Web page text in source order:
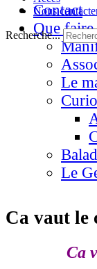
Nous
Recherche...
Contact
Que faire
Le
Le
Ca vaut le
Ca